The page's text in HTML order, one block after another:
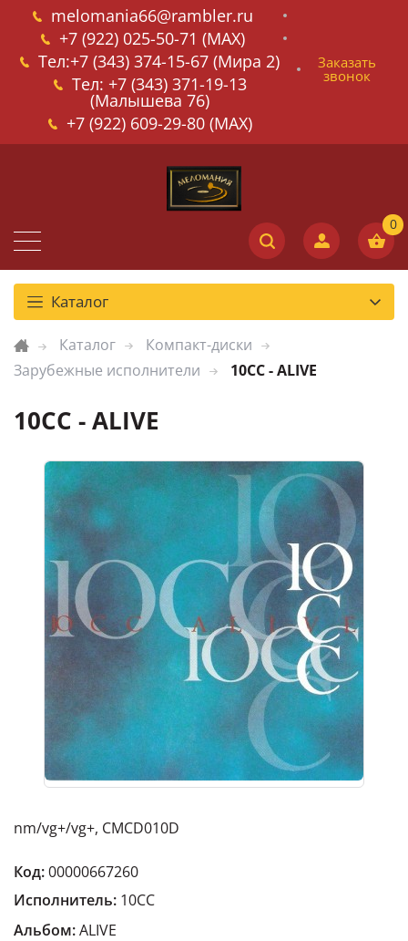
melomania66@rambler.ru
+7 (922) 025-50-71 (MAX)
Тел:+7 (343) 374-15-67 (Мира 2)
Тел: +7 (343) 371-19-13
(Малышева 76)
+7 (922) 609-29-80 (MAX)
Заказать
звонок
Каталог
Каталог
Компакт-диски
Зарубежные исполнители
10CC - ALIVE
10CC - ALIVE
nm/vg+/vg+, CMCD010D
Код:00000667260
Исполнитель: 10CC
Альбом:ALIVE